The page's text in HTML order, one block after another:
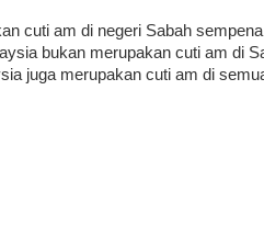
cuti am di negeri Sabah
bukan merupakan cuti am di
juga merupakan cuti am di